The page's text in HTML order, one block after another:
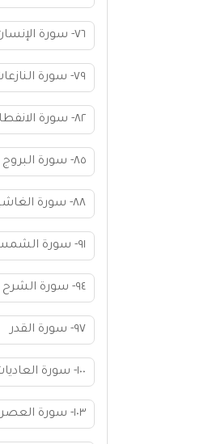
٧٦- سورة الإنسان
٧٩- سورة النازعات
٨٢- سورة الانفطار
٨٥- سورة البروج
٨٨- سورة الغاشية
٩١- سورة الشمس
٩٤- سورة الشرح
٩٧- سورة القدر
١٠٠- سورة العاديات
١٠٣- سورة العصر